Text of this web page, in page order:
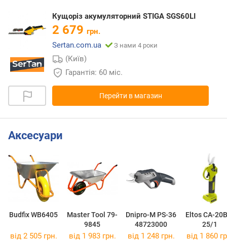
Кущоріз акумуляторний STIGA SGS60LI
2 679 грн.
Sertan.com.ua
З нами 4 роки
(Київ)
Гарантія: 60 міс.
Перейти в магазин
Аксесуари
Budfix WB6405
Master Tool 79-
9845
Dnipro-M PS-36
48723000
Eltos CA-
25/1
від 2 505 грн. від 1 983 грн. від 1 248 грн. від 1 860